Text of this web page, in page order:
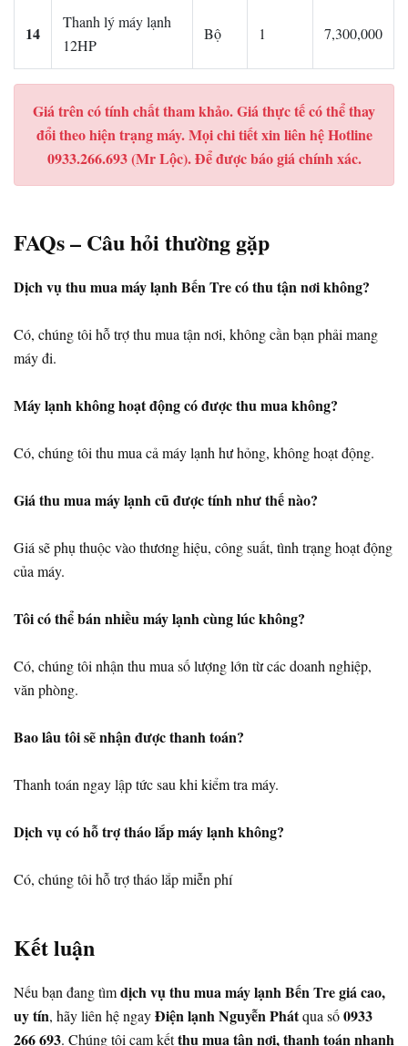
14
Thanh lý máy lạnh
12HP
Bộ 1 7,300,000
Giá trên có tính chất tham khảo. Giá thực tế có thể thay
đổi theo hiện trạng máy. Mọi chi tiết xin liên hệ Hotline
0933.266.693 (Mr Lộc). Để được báo giá chính xác.
FAQs – Câu hỏi thường gặp
Dịch vụ thu mua máy lạnh Bến Tre có thu tận nơi không?
Có, chúng tôi hỗ trợ thu mua tận nơi, không cần bạn phải mang
máy đi.
Máy lạnh không hoạt động có được thu mua không?
Có, chúng tôi thu mua cả máy lạnh hư hỏng, không hoạt động.
Giá thu mua máy lạnh cũ được tính như thế nào?
Giá sẽ phụ thuộc vào thương hiệu, công suất, tình trạng hoạt động
của máy.
Tôi có thể bán nhiều máy lạnh cùng lúc không?
Có, chúng tôi nhận thu mua số lượng lớn từ các doanh nghiệp,
văn phòng.
Bao lâu tôi sẽ nhận được thanh toán?
Thanh toán ngay lập tức sau khi kiểm tra máy.
Dịch vụ có hỗ trợ tháo lắp máy lạnh không?
Có, chúng tôi hỗ trợ tháo lắp miễn phí
Kết luận
Nếu bạn đang tìmdịch vụ thu mua máy lạnh Bến Tre giá cao,
uy tín, hãy liên hệ ngayĐiện lạnh Nguyễn Phátqua số0933
266 693. Chúng tôi cam kếtthu mua tận nơi, thanh toán nhanh